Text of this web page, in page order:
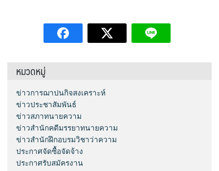
หมวดหมู่
ข่าวการฌาปนกิจสงเคราะห์
ข่าวประชาสัมพันธ์
ข่าวสภาทนายความ
ข่าวสำนักคดีมรรยาทนายความ
ข่าวสำนักฝึกอบรมวิชาว่าความ
ประกาศจัดซื้อจัดจ้าง
ประกาศรับสมัครงาน